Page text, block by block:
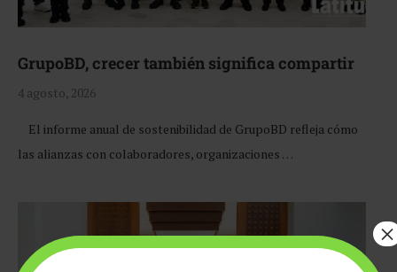
GrupoBD, crecer también significa compartir
4 agosto, 2026
El informe anual de sostenibilidad de GrupoBD refleja cómo
las alianzas con colaboradores, organizaciones …
×